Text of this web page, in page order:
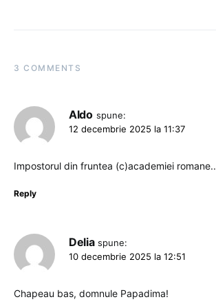
3 COMMENTS
Aldo spune:
12 decembrie 2025 la 11:37
Impostorul din fruntea (c)academiei romane..
Reply
Delia spune:
10 decembrie 2025 la 12:51
Chapeau bas, domnule Papadima!